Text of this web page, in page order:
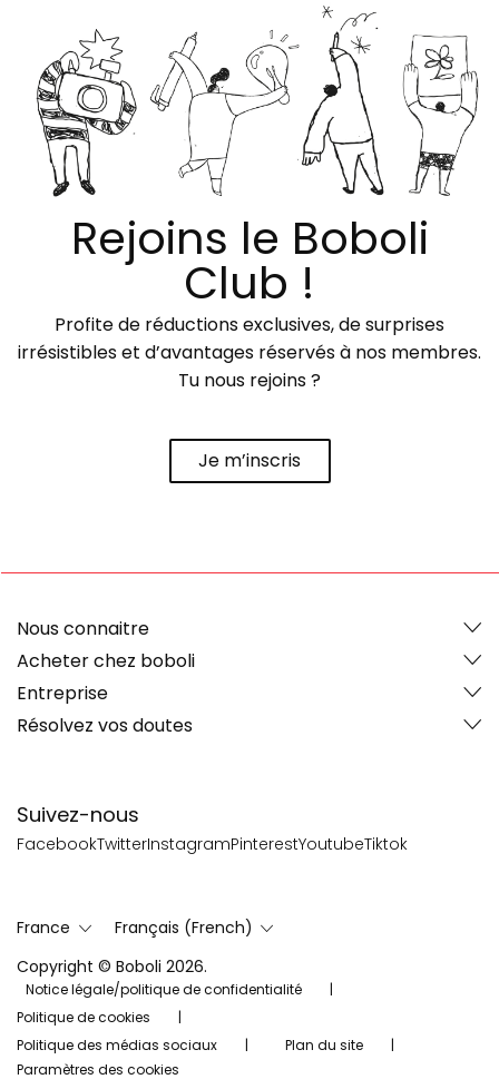
Rejoins le Boboli
Club !
Profite de réductions exclusives, de surprises
irrésistibles et d’avantages réservés à nos membres.
Tu nous rejoins ?
Je m’inscris
Suivez-nous
FacebookTwitterInstagramPinterestYoutubeTiktok
Nous connaitre
Acheter chez boboli
Entreprise
Résolvez vos doutes
France
Français (French)
Copyright © Boboli 2026.
Notice légale/politique de confidentialité
Politique de cookies
Politique des médias sociaux
Plan du site
Paramètres des cookies